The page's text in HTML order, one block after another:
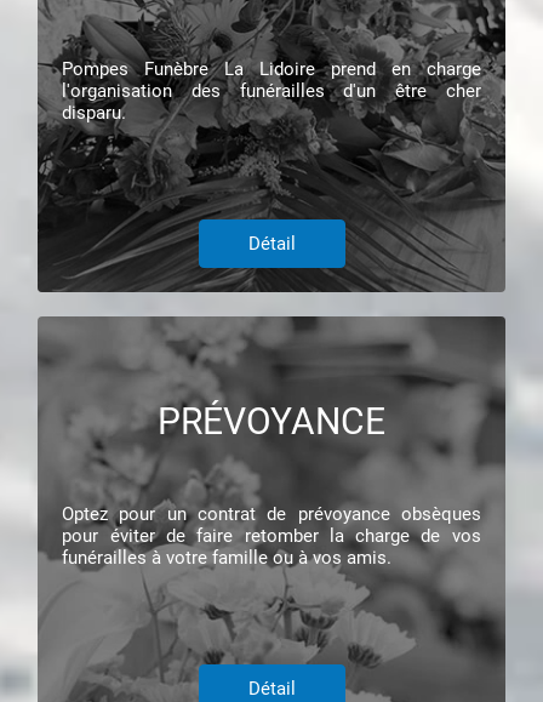
Pompes Funèbre La Lidoire prend en charge
l'organisation des funérailles d'un être cher
disparu.
Détail
PRÉVOYANCE
Optez pour un contrat de prévoyance obsèques
pour éviter de faire retomber la charge de vos
funérailles à votre famille ou à vos amis.
Détail